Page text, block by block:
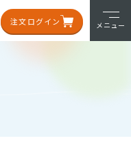
注文ログイン メニュー